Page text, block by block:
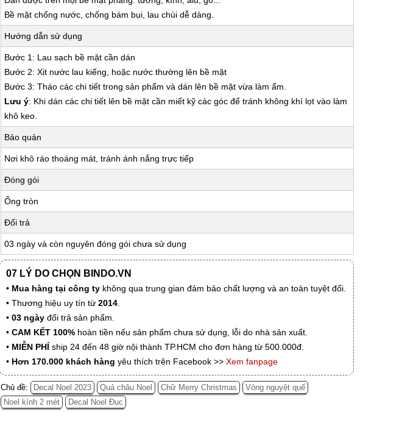
Bề mặt chống nước, chống bám bụi, lau chùi dễ dàng.
Hướng dẫn sử dụng
Bước 1: Lau sạch bề mặt cần dán
Bước 2: Xịt nước lau kiếng, hoặc nước thường lên bề mặt
Bước 3: Tháo các chi tiết trong sản phẩm và dán lên bề mặt vừa làm ẩm.
Lưu ý: Khi dán các chi tiết lên bề mặt cần miết kỹ các góc để tránh không khí lọt vào làm
khô keo.
Bảo quản
Nơi khô ráo thoáng mát, tránh ánh nắng trực tiếp
Đóng gói
Ống tròn
Đổi trả
03 ngày và còn nguyên đóng gói chưa sử dụng
07 LÝ DO CHỌN BINDO.VN
• Mua hàng tại công ty không qua trung gian đảm bảo chất lượng và an toàn tuyệt đối.
• Thương hiệu uy tín từ 2014
• 03 ngày đổi trả sản phẩm.
• CAM KẾT 100% hoàn tiền nếu sản phẩm chưa sử dụng, lỗi do nhà sản xuất.
• MIỄN PHÍ ship 24 đến 48 giờ nội thành TP.HCM cho đơn hàng từ 500.000đ.
• Hơn 170.000 khách hàng yêu thích trên Facebook >> Xem fanpage
Chủ đề: Decal Noel 2023 Quả châu Noel Chữ Merry Christmas
Vòng nguyệt quế
Noel kính 2 mét
Decal Noel Đục